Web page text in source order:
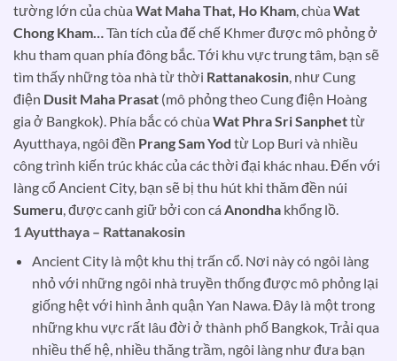
tường lớn của chùa Wat Maha That, Ho Kham, chùa Wat
Chong Kham…Tàn tích của đế chế Khmer được mô phỏng ở
khu tham quan phía đông bắc. Tới khu vực trung tâm, bạn sẽ
tìm thấy những tòa nhà từ thời Rattanakosin, như Cung
điện Dusit Maha Prasat (mô phỏng theo Cung điện Hoàng
gia ở Bangkok). Phía bắc có chùa Wat Phra Sri Sanphettừ
Ayutthaya, ngôi đền Prang Sam Yod từ Lop Buri và nhiều
công trình kiến trúc khác của các thời đại khác nhau. Đến với
làng cổ Ancient City, bạn sẽ bị thu hút khi thăm đền núi
Sumeru, được canh giữ bởi con cá Anondha khổng lồ.
1 Ayutthaya – Rattanakosin
Ancient City là một khu thị trấn cổ. Nơi này có ngôi làng
nhỏ với những ngôi nhà truyền thống được mô phỏng lại
giống hệt với hình ảnh quận Yan Nawa. Đây là một trong
những khu vực rất lâu đời ở thành phố Bangkok, Trải qua
nhiều thế hệ, nhiều thăng trầm, ngôi làng như đưa bạn